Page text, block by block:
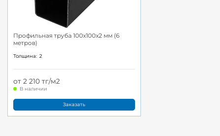
Профильная труба 100x100x2 мм (6
метров)
Толщина: 2
от 2 210 тг/м2
В наличии
Заказать